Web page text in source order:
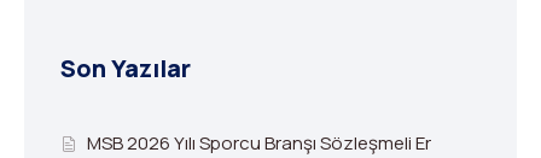
Son Yazılar
MSB 2026 Yılı Sporcu Branşı Sözleşmeli Er